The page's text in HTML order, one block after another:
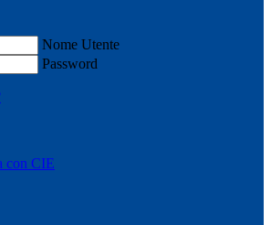
Nome Utente
Password
con CIE